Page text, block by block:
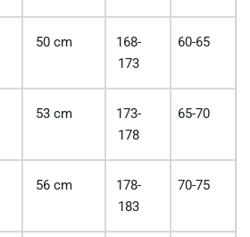
50 cm
168-
173
60-65
53 cm
173-
178
65-70
56 cm
178-
183
70-75